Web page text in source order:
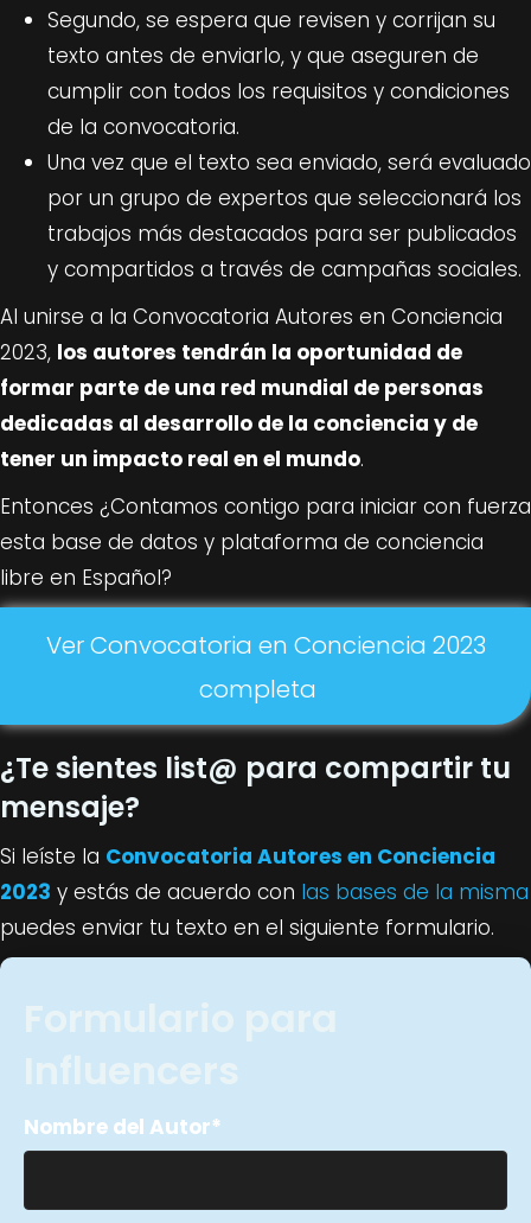
Segundo, se espera que revisen y corrijan su
texto antes de enviarlo, y que aseguren de
cumplir con todos los requisitos y condiciones
de la convocatoria.
Una vez que el texto sea enviado, será evaluado
por un grupo de expertos que seleccionará los
trabajos más destacados para ser publicados
y compartidos a través de campañas sociales.
Al unirse a la Convocatoria Autores en Conciencia
2023, los autores tendrán la oportunidad de
formar parte de una red mundial de personas
dedicadas al desarrollo de la conciencia y de
tener un impacto real en el mundo.
Entonces ¿Contamos contigo para iniciar con fuerza
esta base de datos y plataforma de conciencia
libre en Español?
Ver Convocatoria en Conciencia 2023
completa
¿Te sientes list@ para compartir tu
mensaje?
Si leíste la Convocatoria Autores en Conciencia
2023 y estás de acuerdo con las bases de la misma
puedes enviar tu texto en el siguiente formulario.
Formulario para
Influencers
Nombre del Autor